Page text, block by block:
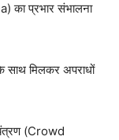
का प्रभार संभालना
मिलकर अपराधों
(Crowd